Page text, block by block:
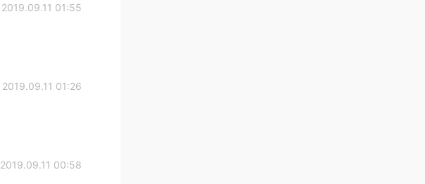
2019.09.11 01:55
2019.09.11 01:26
2019.09.11 00:58